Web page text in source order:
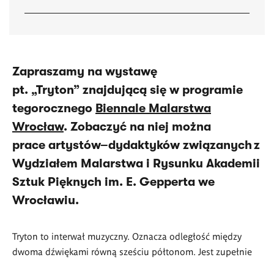
Zapraszamy na wystawę
pt. „Tryton” znajdującą się w programie
tegorocznego Biennale Malarstwa
Wrocław. Zobaczyć na niej można
prace artystów–dydaktyków związanych z
Wydziałem Malarstwa i Rysunku Akademii
Sztuk Pięknych im. E. Gepperta we
Wrocławiu.
Tryton to interwał muzyczny. Oznacza odległość między
dwoma dźwiękami równą sześciu półtonom. Jest zupełnie